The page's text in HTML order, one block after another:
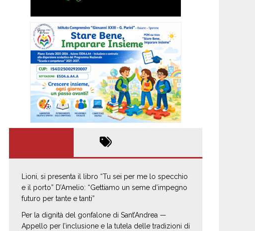
Lioni, si presenta il libro “Tu sei per me lo specchio
e il porto” D’Amelio: “Gettiamo un seme d’impegno
futuro per tante e tanti”
Per la dignità del gonfalone di Sant’Andrea —
Appello per l’inclusione e la tutela delle tradizioni di